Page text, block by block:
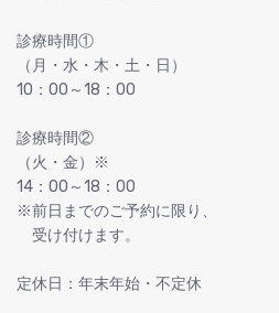
診療時間①
（月・水・木・土・日）
10：00～18：00
診療時間②
（火・金）※
14：00～18：00
※前日までのご予約に限り、
受け付けます。
定休日：年末年始・不定休